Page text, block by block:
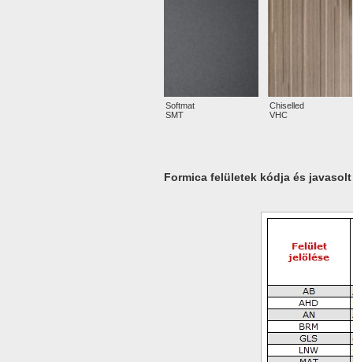
Softmat
SMT
Chiselled
VHC
Formica felületek kódja és